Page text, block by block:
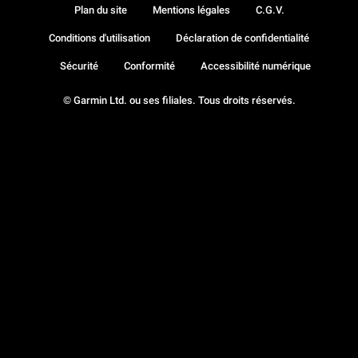
© Garmin Ltd. ou ses filiales. Tous droits réservés.
Plan du site Mentions légales C.G.V.
Conditions d'utilisation Déclaration de confidentialité
Sécurité Conformité Accessibilité numérique